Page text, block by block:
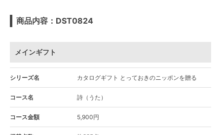
商品内容：DST0824
メインギフト
シリーズ名 カタログギフト とっておきのニッポンを贈る
コース名 詩（うた）
コース金額 5,900円